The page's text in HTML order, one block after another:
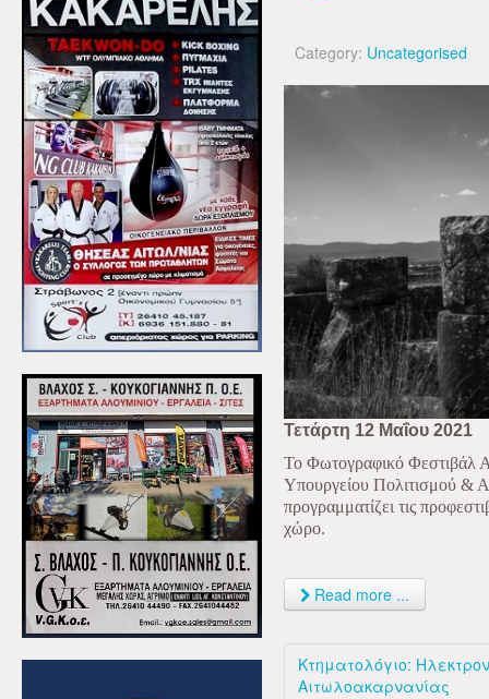
Category: Uncategorised
Τετάρτη 12 Μαΐου 2021
Το Φωτογραφικό Φεστιβάλ
Υπουργείου Πολιτισμού &
προγραμματίζει τις
χώρο.
Read more ...
Κτηματολόγιο:
Αιτωλοακαρνανίας